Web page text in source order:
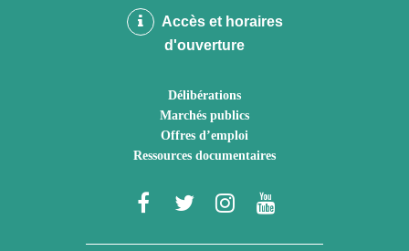
Accès et horaires
d'ouverture
Délibérations
Marchés publics
Offres d’emploi
Ressources documentaires
Lien
Lien
Lien